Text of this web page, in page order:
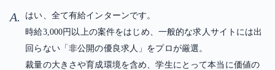
A.
はい、全て有給インターンです。
時給3,000円以上の案件をはじめ、一般的な求人サイトには出
回らない「非公開の優良求人」をプロが厳選。
裁量の大きさや育成環境を含め、学生にとって本当に価値の